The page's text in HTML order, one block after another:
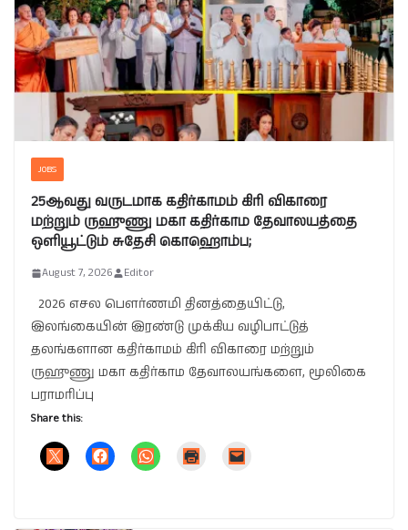
JOBS
25ஆவது வருடமாக கதிர்காமம் கிரி விகாரை
மற்றும் ருஹுணு மகா கதிர்காம தேவாலயத்தை
ஒளியூட்டும் சுதேசி கொஹொம்ப;
August 7, 2026 Editor
2026 எசல பௌர்ணமி தினத்தையிட்டு,
இலங்கையின் இரண்டு முக்கிய வழிபாட்டுத்
தலங்களான கதிர்காமம் கிரி விகாரை மற்றும்
ருஹுணு மகா கதிர்காம தேவாலயங்களை, மூலிகை
பராமரிப்பு
Share this: